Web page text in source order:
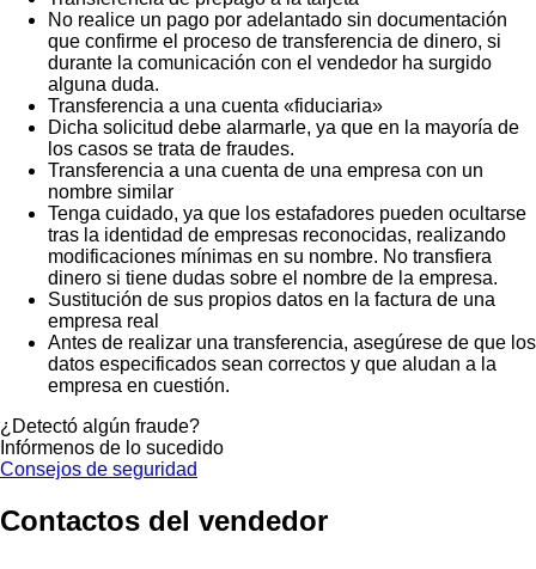
No realice un pago por adelantado sin documentación
que confirme el proceso de transferencia de dinero, si
durante la comunicación con el vendedor ha surgido
alguna duda.
Transferencia a una cuenta «fiduciaria»
Dicha solicitud debe alarmarle, ya que en la mayoría de
los casos se trata de fraudes.
Transferencia a una cuenta de una empresa con un
nombre similar
Tenga cuidado, ya que los estafadores pueden ocultarse
tras la identidad de empresas reconocidas, realizando
modificaciones mínimas en su nombre. No transfiera
dinero si tiene dudas sobre el nombre de la empresa.
Sustitución de sus propios datos en la factura de una
empresa real
Antes de realizar una transferencia, asegúrese de que los
datos especificados sean correctos y que aludan a la
empresa en cuestión.
¿Detectó algún fraude?
Infórmenos de lo sucedido
Consejos de seguridad
Contactos del vendedor